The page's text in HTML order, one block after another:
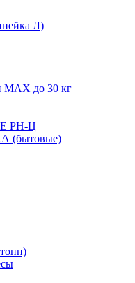
Л)
MAX до 30 кг
РН-Ц
(бытовые)